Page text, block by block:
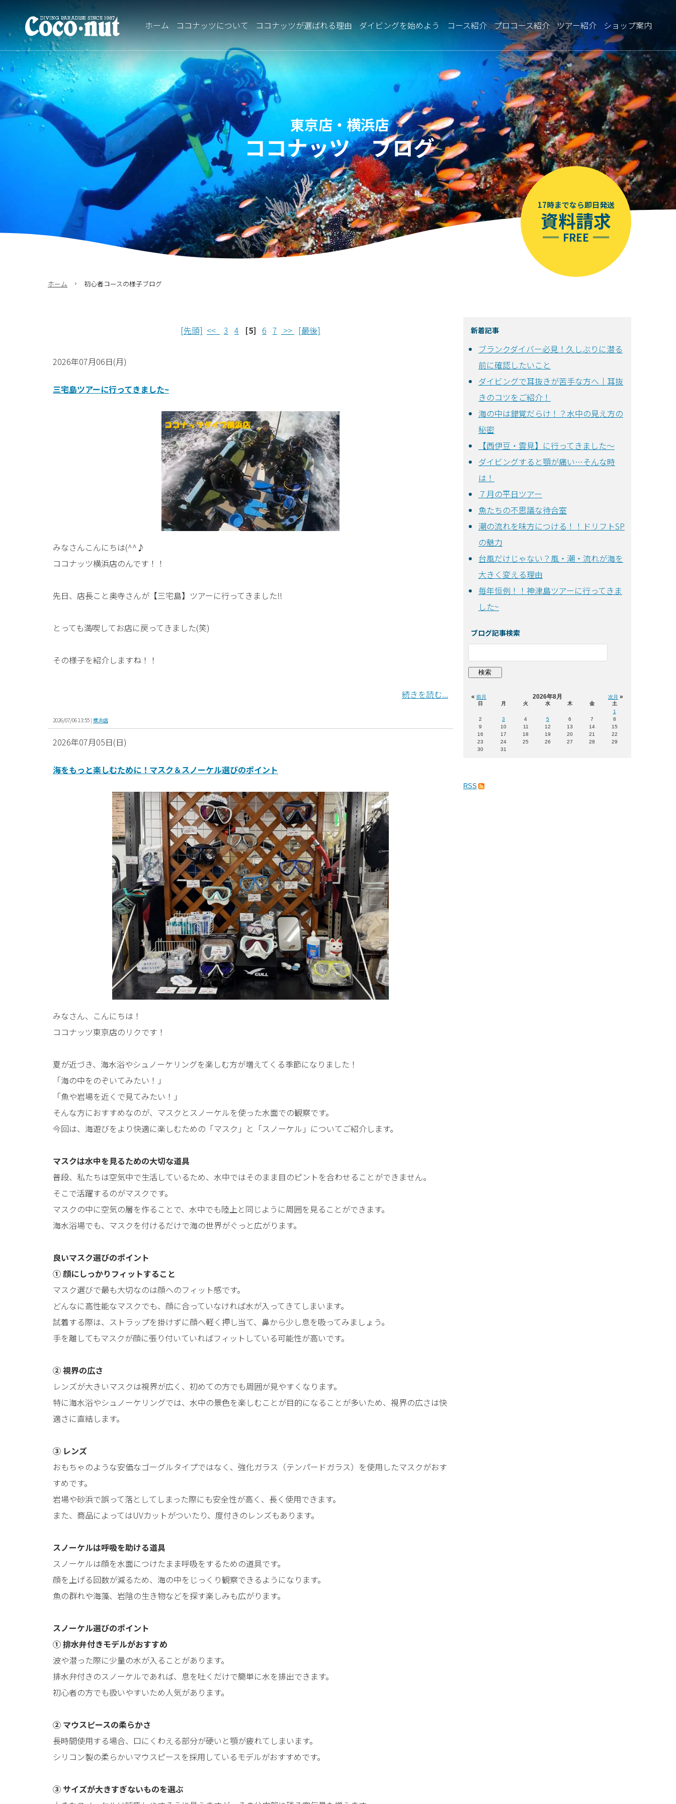
ホーム ココナッツについて ココナッツが選ばれる理由 ダイビングを始めよう コース紹介 プロコース紹介 ツアー紹介 ショップ案内
ホーム 初心者コースの様子ブログ
東京店・横浜店
ココナッツ ブログ
17時までなら即日発送
資料請求
FREE
[先頭] << 3 4 [5] 6 7 >> [最後]
2026年07月06日(月)
三宅島ツアーに行ってきました~
みなさんこんにちは(^^♪
ココナッツ横浜店のんです！！
先日、店長こと奥寺さんが【三宅島】ツアーに行ってきました!!
とっても満喫してお店に戻ってきました(笑)
その様子を紹介しますね！！
続きを読む...
2026/07/06 13:55 | 横浜店
2026年07月05日(日)
海をもっと楽しむために！マスク＆スノーケル選びのポイント
みなさん、こんにちは！
ココナッツ東京店のリクです！
夏が近づき、海水浴やシュノーケリングを楽しむ方が増えてくる季節になりました！
「海の中をのぞいてみたい！」
「魚や岩場を近くで見てみたい！」
そんな方におすすめなのが、マスクとスノーケルを使った水面での観察です。
今回は、海遊びをより快適に楽しむための「マスク」と「スノーケル」についてご紹介します。
マスクは水中を見るための大切な道具
普段、私たちは空気中で生活しているため、水中ではそのまま目のピントを合わせることができません。
そこで活躍するのがマスクです。
マスクの中に空気の層を作ることで、水中でも陸上と同じように周囲を見ることができます。
海水浴場でも、マスクを付けるだけで海の世界がぐっと広がります。
良いマスク選びのポイント
① 顔にしっかりフィットすること
マスク選びで最も大切なのは顔へのフィット感です。
どんなに高性能なマスクでも、顔に合っていなければ水が入ってきてしまいます。
試着する際は、ストラップを掛けずに顔へ軽く押し当て、鼻から少し息を吸ってみましょう。
手を離してもマスクが顔に張り付いていればフィットしている可能性が高いです。
② 視界の広さ
レンズが大きいマスクは視界が広く、初めての方でも周囲が見やすくなります。
特に海水浴やシュノーケリングでは、水中の景色を楽しむことが目的になることが多いため、視界の広さは快
適さに直結します。
③ レンズ
おもちゃのような安価なゴーグルタイプではなく、強化ガラス（テンパードガラス）を使用したマスクがおす
すめです。
岩場や砂浜で誤って落としてしまった際にも安全性が高く、長く使用できます。
また、商品によってはUVカットがついたり、度付きのレンズもあります。
スノーケルは呼吸を助ける道具
スノーケルは顔を水面につけたまま呼吸をするための道具です。
顔を上げる回数が減るため、海の中をじっくり観察できるようになります。
魚の群れや海藻、岩陰の生き物などを探す楽しみも広がります。
スノーケル選びのポイント
① 排水弁付きモデルがおすすめ
波や潜った際に少量の水が入ることがあります。
排水弁付きのスノーケルであれば、息を吐くだけで簡単に水を排出できます。
初心者の方でも扱いやすいため人気があります。
② マウスピースの柔らかさ
長時間使用する場合、口にくわえる部分が硬いと顎が疲れてしまいます。
シリコン製の柔らかいマウスピースを採用しているモデルがおすすめです。
③ サイズが大きすぎないものを選ぶ
新着記事
ブランクダイバー必見！久しぶりに潜る
前に確認したいこと
ダイビングで耳抜きが苦手な方へ｜耳抜
きのコツをご紹介！
海の中は錯覚だらけ！？水中の見え方の
秘密
【西伊豆・雲見】に行ってきました～
ダイビングすると顎が痛い…そんな時
は！
７月の平日ツアー
魚たちの不思議な待合室
潮の流れを味方につける！！ドリフトSP
の魅力
台風だけじゃない？風・潮・流れが海を
大きく変える理由
毎年恒例！！神津島ツアーに行ってきま
した~
ブログ記事検索
« 前月 次月 »
2026年8月
日 月 火 水 木 金
土
1
2
3 4 5 6 7
8
9
10 11 12 13 14
15
16
17 18 19 20 21
22
23
24 25 26 27 28
29
30
31
RSS